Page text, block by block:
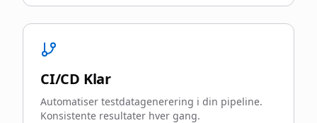
CI/CD Klar
Automatiser testdatagenerering i din pipeline.
Konsistente resultater hver gang.